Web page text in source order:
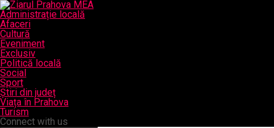
Administrație locală
Afaceri
Cultură
Eveniment
Exclusiv
Politică locală
Social
Sport
Știri din județ
Viața în Prahova
Turism
Connect with us